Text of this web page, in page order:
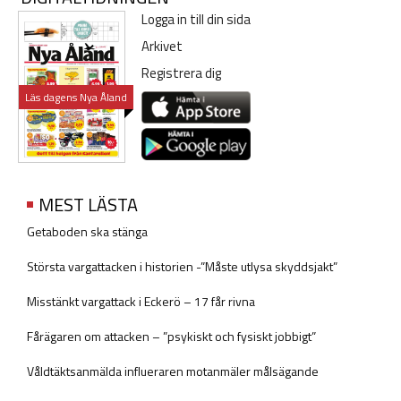
Läs dagens Nya Åland
Logga in till din sida
Arkivet
Registrera dig
MEST LÄSTA
Getaboden ska stänga
Största vargattacken i historien -”Måste utlysa skyddsjakt”
Misstänkt vargattack i Eckerö – 17 får rivna
Fårägaren om attacken – ”psykiskt och fysiskt jobbigt”
Våldtäktsanmälda influeraren motanmäler målsägande